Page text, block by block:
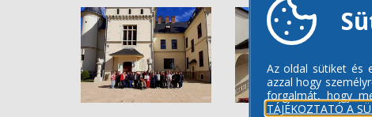
Az oldal sütiket és
azzal hogy
forgalmát, hogy
TÁJÉKOZTATÓ A